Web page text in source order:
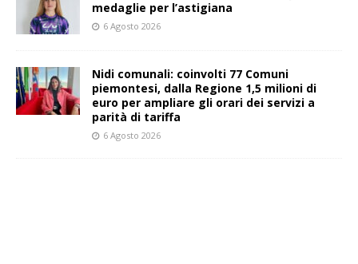
medaglie per l’astigiana
6 Agosto 2026
Nidi comunali: coinvolti 77 Comuni
piemontesi, dalla Regione 1,5 milioni di
euro per ampliare gli orari dei servizi a
parità di tariffa
6 Agosto 2026